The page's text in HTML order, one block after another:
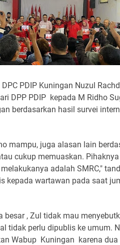
DPC PDIP Kuningan Nuzul
DPP PDIP kepada M Ridho
berdasarkan hasil survei
mampu, juga alasan lain
cukup memuaskan.
adalah SMRC,"
kepada wartawan pada saat
besar , Zul tidak mau
tidak perlu dipublis ke umum.
Wabup Kuningan karena